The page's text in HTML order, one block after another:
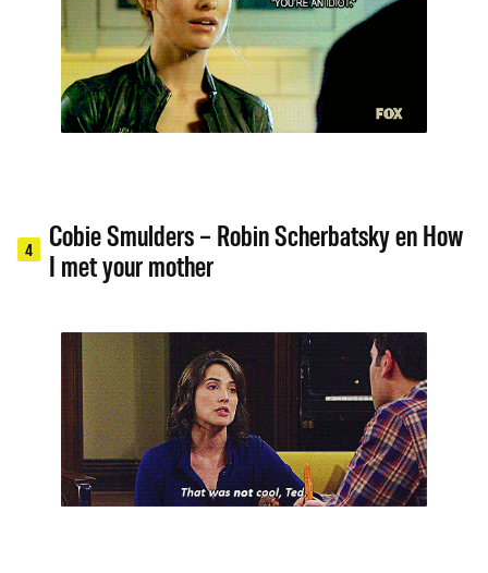
4
Cobie Smulders – Robin Scherbatsky en How
I met your mother